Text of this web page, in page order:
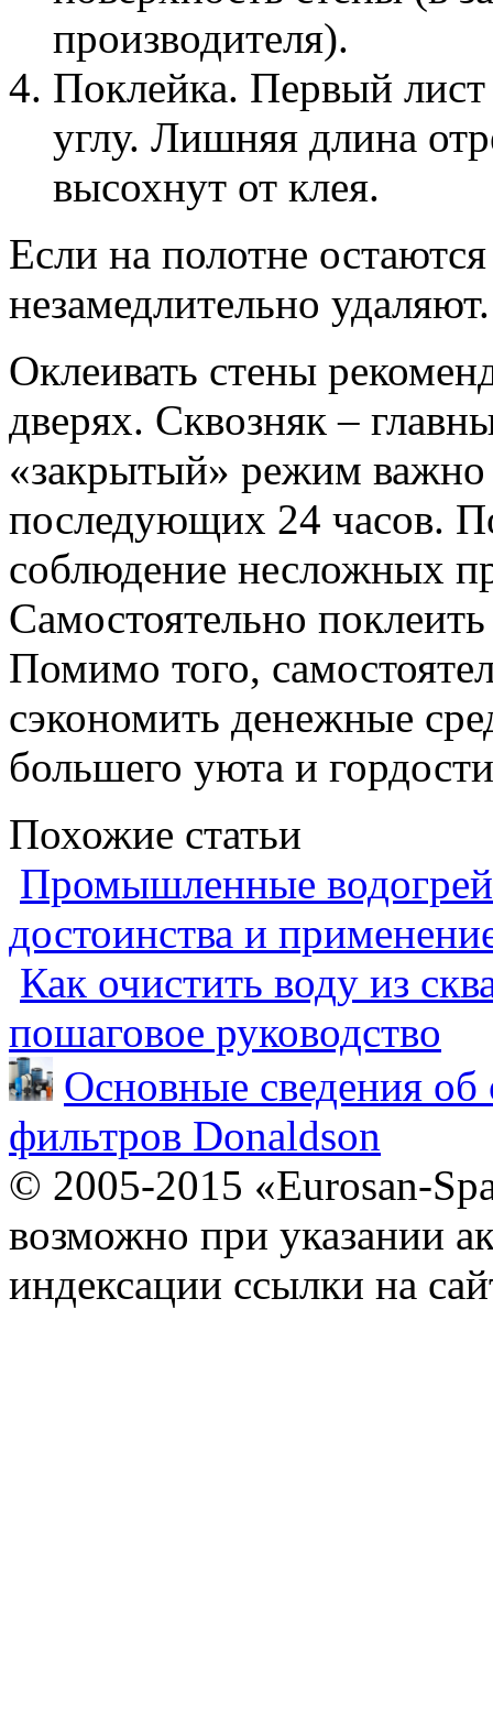
производителя).
Поклейка. Первый
углу. Лишняя длина
высохнут от клея.
Если на полотне
незамедлительно удаляют.
Оклеивать стены
дверях. Сквозняк –
«закрытый» режим
последующих 24 часов.
соблюдение несложных
Самостоятельно
Помимо того,
сэкономить денежные
большего уюта и
Похожие статьи
Промышленные
достоинства и
Как очистить воду из
пошаговое руководство
Основные сведения об
фильтров Donaldson
© 2005-2015 «Eurosan-
возможно при указании
индексации ссылки на